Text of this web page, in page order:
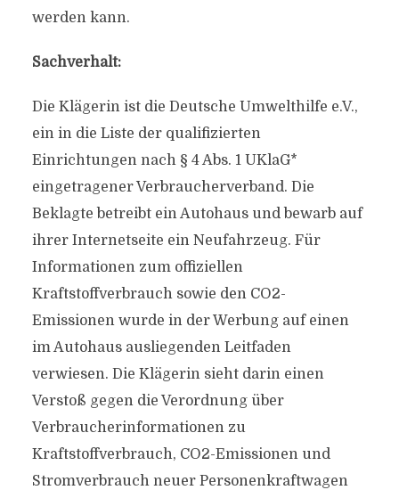
werden kann.
Sachverhalt:
Die Klägerin ist die Deutsche Umwelthilfe e.V.,
ein in die Liste der qualifizierten
Einrichtungen nach § 4 Abs. 1 UKlaG*
eingetragener Verbraucherverband. Die
Beklagte betreibt ein Autohaus und bewarb auf
ihrer Internetseite ein Neufahrzeug. Für
Informationen zum offiziellen
Kraftstoffverbrauch sowie den CO2-
Emissionen wurde in der Werbung auf einen
im Autohaus ausliegenden Leitfaden
verwiesen. Die Klägerin sieht darin einen
Verstoß gegen die Verordnung über
Verbraucherinformationen zu
Kraftstoffverbrauch, CO2-Emissionen und
Stromverbrauch neuer Personenkraftwagen